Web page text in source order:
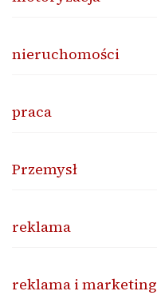
nieruchomości
praca
Przemysł
reklama
reklama i marketing